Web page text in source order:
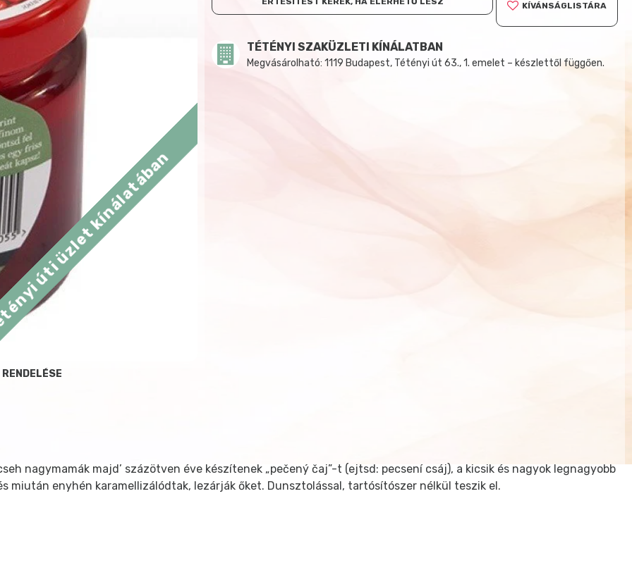
üzlet kínálatában
KÍVÁNSÁGLISTÁRA
TÉTÉNYI SZAKÜZLETI KÍNÁLATBAN
Megvásárolható: 1119 Budapest, Tétényi út 63., 1. emelet – készlettől függően.
nagymamák majd’ százötven éve készítenek „pečený čaj”-t (ejtsd: pecsení csáj), a kicsik és nagyok legnagyobb
miután enyhén karamellizálódtak, lezárják őket. Dunsztolással, tartósítószer nélkül teszik el.